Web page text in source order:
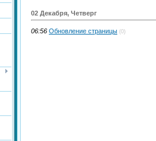
02 Декабря, Четверг
06:56 Обновление страницы (0)